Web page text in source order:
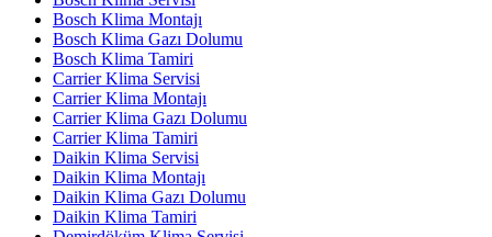
Bosch Klima Montajı
Bosch Klima Gazı Dolumu
Bosch Klima Tamiri
Carrier Klima Servisi
Carrier Klima Montajı
Carrier Klima Gazı Dolumu
Carrier Klima Tamiri
Daikin Klima Servisi
Daikin Klima Montajı
Daikin Klima Gazı Dolumu
Daikin Klima Tamiri